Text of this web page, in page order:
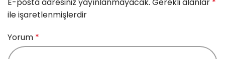
E-posta adresiniz yayınlanmayacak. Gerekli alanlar *
ile işaretlenmişlerdir
Yorum *